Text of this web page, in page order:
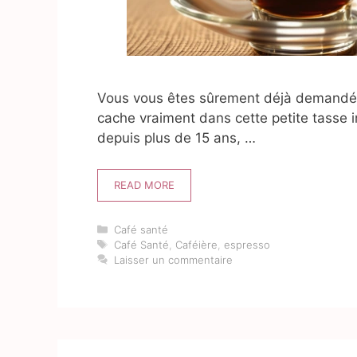
Vous vous êtes sûrement déjà
cache vraiment dans cette petite tasse
depuis plus de 15 ans, …
READ MORE
Catégories
Café santé
Étiquettes
Café Santé Caféière espresso
Laisser un commentaire